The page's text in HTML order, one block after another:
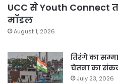
UCC से Youth Connect
मॉडल
August 1, 2026
तिरंगे का
चेतना का
July 23, 2026